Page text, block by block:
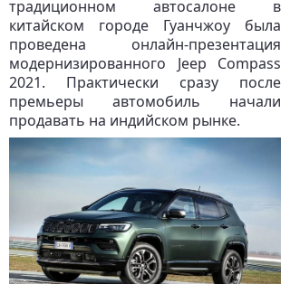
традиционном автосалоне в
китайском городе Гуанчжоу была
проведена онлайн-презентация
модернизированного Jeep Compass
2021. Практически сразу после
премьеры автомобиль начали
продавать на индийском рынке.